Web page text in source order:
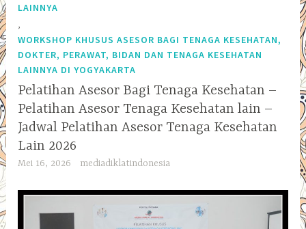
LAINNYA
WORKSHOP KHUSUS ASESOR BAGI TENAGA KESEHATAN,
DOKTER, PERAWAT, BIDAN DAN TENAGA KESEHATAN
LAINNYA DI YOGYAKARTA
Pelatihan Asesor Bagi Tenaga Kesehatan –
Pelatihan Asesor Tenaga Kesehatan lain –
Jadwal Pelatihan Asesor Tenaga Kesehatan
Lain 2026
Mei 16, 2026 mediadiklatindonesia